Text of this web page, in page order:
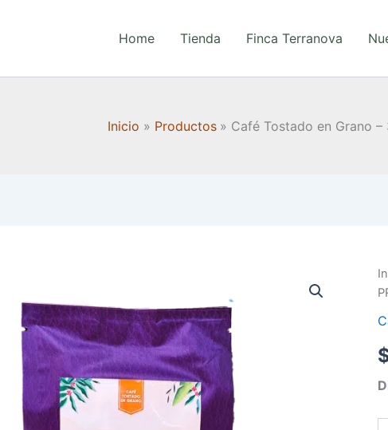
Home Tienda Finca Terranova
Inicio Productos Café Tostado en Grano –